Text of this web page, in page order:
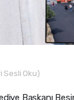
Sesli Oku)